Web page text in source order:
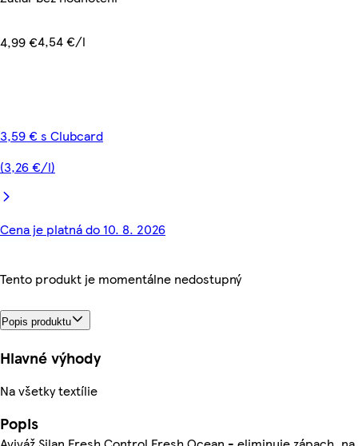
4,99 €4,54 €/l
3,59 € s Clubcard
(3,26 €/l)
Cena je platná do 10. 8. 2026
Tento produkt je momentálne nedostupný
Popis produktu
Hlavné výhody
Na všetky textílie
Popis